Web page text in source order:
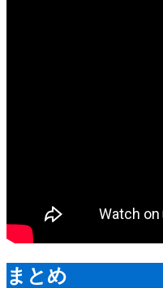
まとめ